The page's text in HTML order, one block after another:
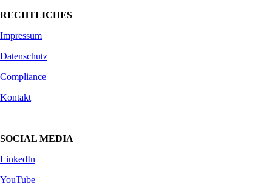
RECHTLICHES
Impressum
Datenschutz
Compliance
Kontakt
SOCIAL MEDIA
LinkedIn
YouTube